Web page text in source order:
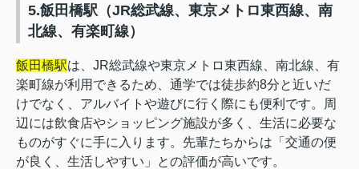
5.飯田橋駅（JR総武線、東京メトロ東西線、南
北線、有楽町線）
飯田橋駅は、JR総武線や東京メトロ東西線、南北線、有
楽町線が利用できるため、通学では徒歩約8分と近いだ
けでなく、アルバイトや遊びに行く際にも便利です。周
辺には飲食店やショッピング施設が多く、生活に必要な
ものがすぐに手に入ります。先輩たちからは「交通の便
が良く、生活しやすい」との評価が高いです。